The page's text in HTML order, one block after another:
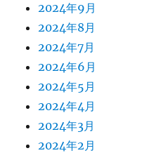
2024年9月
2024年8月
2024年7月
2024年6月
2024年5月
2024年4月
2024年3月
2024年2月